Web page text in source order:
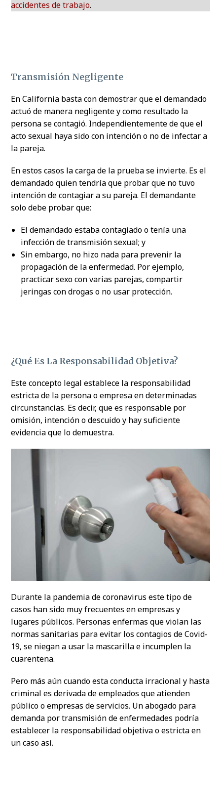
accidentes de trabajo.
Transmisión Negligente
En California basta con demostrar que el demandado
actuó de manera negligente y como resultado la
persona se contagió. Independientemente de que el
acto sexual haya sido con intención o no de infectar a
la pareja.
En estos casos la carga de la prueba se invierte. Es el
demandado quien tendría que probar que no tuvo
intención de contagiar a su pareja. El demandante
solo debe probar que:
El demandado estaba contagiado o tenía una
infección de transmisión sexual; y
Sin embargo, no hizo nada para prevenir la
propagación de la enfermedad. Por ejemplo,
practicar sexo con varias parejas, compartir
jeringas con drogas o no usar protección.
¿Qué Es La Responsabilidad Objetiva?
Este concepto legal establece la responsabilidad
estricta de la persona o empresa en determinadas
circunstancias. Es decir, que es responsable por
omisión, intención o descuido y hay suficiente
evidencia que lo demuestra.
Durante la pandemia de coronavirus este tipo de
casos han sido muy frecuentes en empresas y
lugares públicos. Personas enfermas que violan las
normas sanitarias para evitar los contagios de Covid-
19, se niegan a usar la mascarilla e incumplen la
cuarentena.
Pero más aún cuando esta conducta irracional y hasta
criminal es derivada de empleados que atienden
público o empresas de servicios. Un abogado para
demanda por transmisión de enfermedades podría
establecer la responsabilidad objetiva o estricta en
un caso así.